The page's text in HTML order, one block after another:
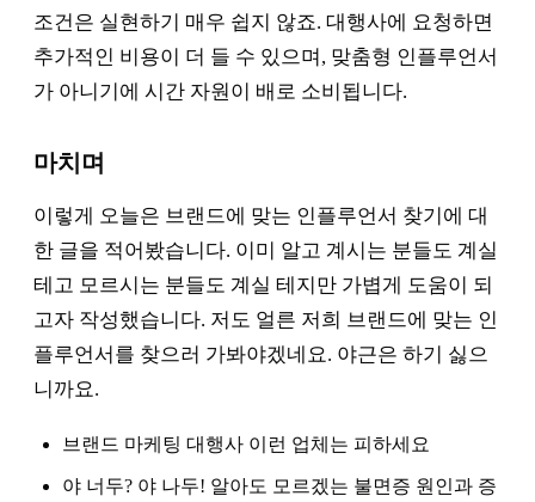
조건은 실현하기 매우 쉽지 않죠. 대행사에 요청하면
추가적인 비용이 더 들 수 있으며, 맞춤형 인플루언서
가 아니기에 시간 자원이 배로 소비됩니다.
마치며
이렇게 오늘은 브랜드에 맞는 인플루언서 찾기에 대
한 글을 적어봤습니다. 이미 알고 계시는 분들도 계실
테고 모르시는 분들도 계실 테지만 가볍게 도움이 되
고자 작성했습니다. 저도 얼른 저희 브랜드에 맞는 인
플루언서를 찾으러 가봐야겠네요. 야근은 하기 싫으
니까요.
브랜드 마케팅 대행사 이런 업체는 피하세요
야 너두? 야 나두! 알아도 모르겠는 불면증 원인과 증